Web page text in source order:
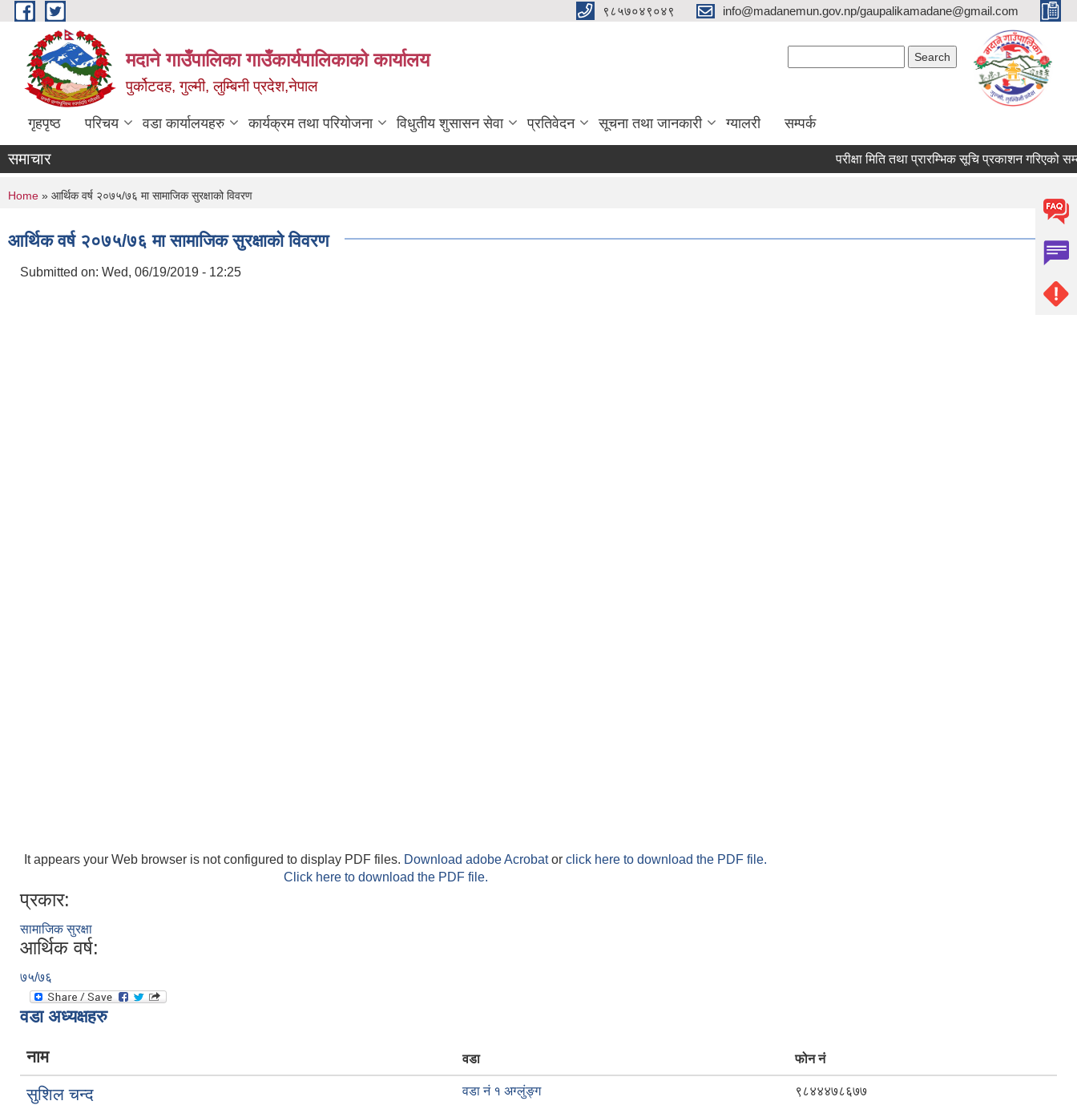
Skip to main content ९८५७०४९०४९ info@madanemun.gov.np/gaupalikamadane@gmail.com
मदाने गाउँपालिका गाउँकार्यपालिकाको कार्यालय
पुर्कोटदह, गुल्मी, लुम्बिनी प्रदेश,नेपाल
गृहपृष्ठ परिचय वडा कार्यालयहरु कार्यक्रम तथा परियोजना विधुतीय शुसासन सेवा प्रतिवेदन सूचना तथा जानकारी ग्यालरी सम्पर्क
समाचार परीक्षा मिति तथा प्रारम्भिक सूचि प्रकाशन गरिएको
You are here
Home » आर्थिक वर्ष २०७५/७६ मा सामाजिक सुरक्षाको विवरण
आर्थिक वर्ष २०७५/७६ मा सामाजिक सुरक्षाको विवरण
Submitted on: Wed, 06/19/2019 - 12:25
It appears your Web browser is not configured to display PDF files. Download adobe Acrobator click here to download the PDF file.
Click here to download the PDF file.
प्रकार:
सामाजिक सुरक्षा
आर्थिक वर्ष:
७५/७६
वडा अध्यक्षहरु
नाम वडा फोन नं
सुशिल चन्द वडा नं १ अग्लुंङ्ग ९८४४४७८६७७